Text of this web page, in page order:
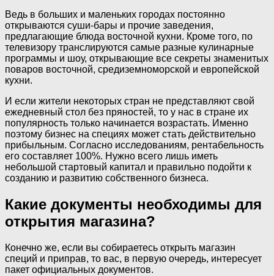
Ведь в больших и маленьких городах постоянно
открываются суши-бары и прочие заведения,
предлагающие блюда восточной кухни. Кроме того, по
телевизору транслируются самые разные кулинарные
программы и шоу, открывающие все секреты знаменитых
поваров восточной, средиземноморской и европейской
кухни.
И если жители некоторых стран не представляют свой
ежедневный стол без пряностей, то у нас в стране их
популярность только начинается возрастать. Именно
поэтому бизнес на специях может стать действительно
прибыльным. Согласно исследованиям, рентабельность
его составляет 100%. Нужно всего лишь иметь
небольшой стартовый капитал и правильно подойти к
созданию и развитию собственного бизнеса.
Какие документы необходимы для
открытия магазина?
Конечно же, если вы собираетесь открыть магазин
специй и приправ, то вас, в первую очередь, интересует
пакет официальных документов.